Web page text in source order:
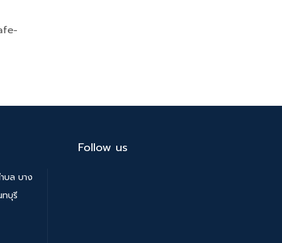
บล บาง
บุรี
Follow us